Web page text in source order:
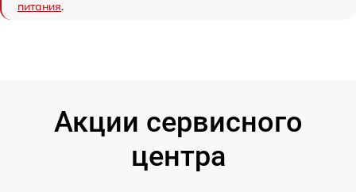
питания.
Акции сервисного
центра